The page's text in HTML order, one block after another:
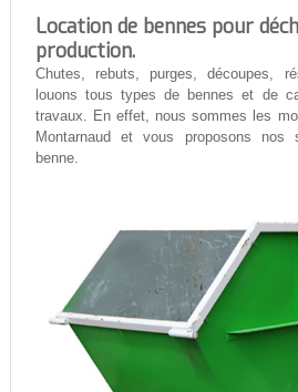
Location de bennes pour
production.
Chutes, rebuts, purges, découpes,
louons tous types de bennes et de
travaux. En effet, nous sommes les
Montarnaud et vous proposons
benne.